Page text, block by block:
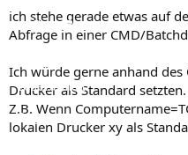
Neue Beiträge
Leserartikel
Regeln
ich stehe gerade etwas auf
Abfrage in einer CMD/
Ich würde gerne anhand
Drucker als Standard setzten.
Z.B. Wenn
lokalen Drucker xy als